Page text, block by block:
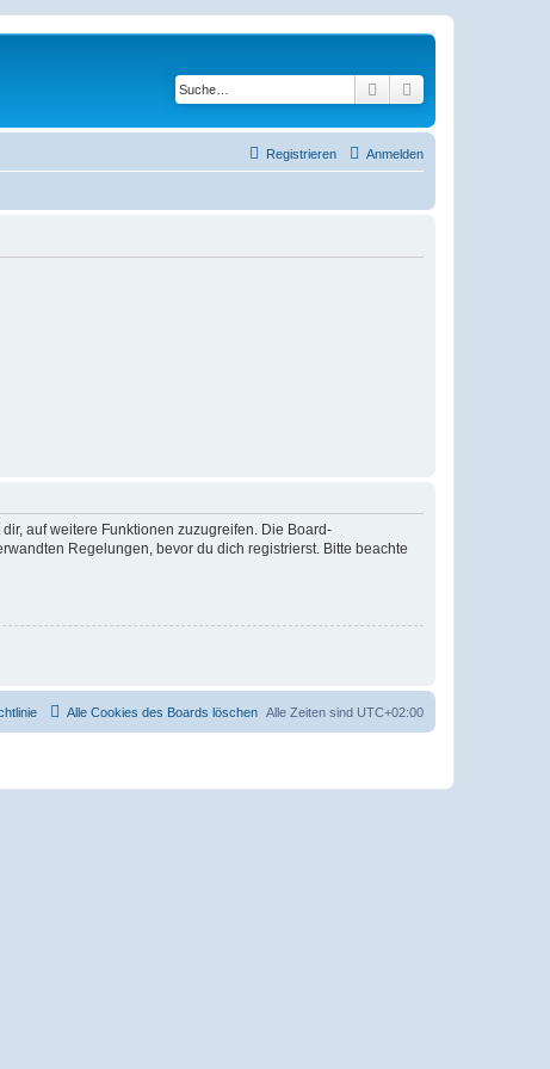
Suche
Anmelden
Registrieren
auf weitere Funktionen zuzugreifen. Die Board-
Regelungen, bevor du dich registrierst. Bitte beachte
Alle Zeiten sind UTC+02:00
Alle Cookies des Boards löschen